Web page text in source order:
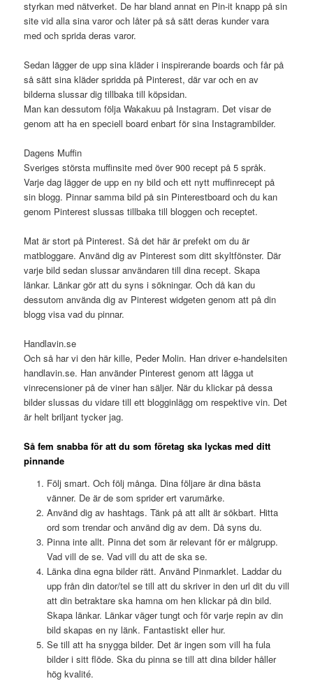
styrkan med nätverket. De har bland annat en Pin-it knapp på sin
site vid alla sina varor och låter på så sätt deras kunder vara
med och sprida deras varor.
Sedan lägger de upp sina kläder i inspirerande boards och får på
så sätt sina kläder spridda på Pinterest, där var och en av
bilderna slussar dig tillbaka till köpsidan.
Man kan dessutom följa Wakakuu på Instagram. Det visar de
genom att ha en speciell board enbart för sina Instagrambilder.
Dagens Muffin
Sveriges största muffinsite med över 900 recept på 5 språk.
Varje dag lägger de upp en ny bild och ett nytt muffinrecept på
sin blogg. Pinnar samma bild på sin Pinterestboard och du kan
genom Pinterest slussas tillbaka till bloggen och receptet.
Mat är stort på Pinterest. Så det här är prefekt om du är
matbloggare. Använd dig av Pinterest som ditt skyltfönster. Där
varje bild sedan slussar användaren till dina recept. Skapa
länkar. Länkar gör att du syns i sökningar. Och då kan du
dessutom använda dig av Pinterest widgeten genom att på din
blogg visa vad du pinnar.
Handlavin.se
Och så har vi den här kille, Peder Molin. Han driver e-handelsiten
handlavin.se. Han använder Pinterest genom att lägga ut
vinrecensioner på de viner han säljer. När du klickar på dessa
bilder slussas du vidare till ett blogginlägg om respektive vin. Det
är helt briljant tycker jag.
Så fem snabba för att du som företag ska lyckas med ditt
pinnande
Följ smart. Och följ många. Dina följare är dina bästa
vänner. De är de som sprider ert varumärke.
Använd dig av hashtags. Tänk på att allt är sökbart. Hitta
ord som trendar och använd dig av dem. Då syns du.
Pinna inte allt. Pinna det som är relevant för er målgrupp.
Vad vill de se. Vad vill du att de ska se.
Länka dina egna bilder rätt. Använd Pinmarklet. Laddar du
upp från din dator/tel se till att du skriver in den url dit du vill
att din betraktare ska hamna om hen klickar på din bild.
Skapa länkar. Länkar väger tungt och för varje repin av din
bild skapas en ny länk. Fantastiskt eller hur.
Se till att ha snygga bilder. Det är ingen som vill ha fula
bilder i sitt flöde. Ska du pinna se till att dina bilder håller
hög kvalité.